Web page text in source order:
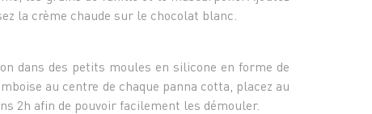
la crème chaude sur le chocolat blanc.
dans des petits moules en silicone en forme de
au centre de chaque panna cotta, placez au
2h afin de pouvoir facilement les démouler.